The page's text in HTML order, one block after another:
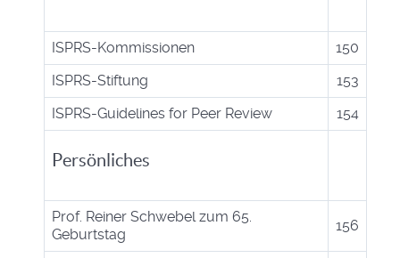
ISPRS-Kommissionen
150
ISPRS-Stiftung
153
ISPRS-Guidelines for Peer Review
154
Persönliches
Prof. Reiner Schwebel zum 65.
Geburtstag
156